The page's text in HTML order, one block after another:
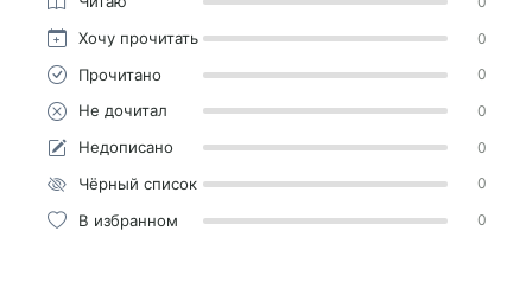
Хочу прочитать 0
Прочитано 0
Не дочитал 0
Недописано 0
Чёрный список 0
В избранном 0